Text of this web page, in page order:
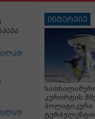
ინტერვიუ
კურორტის
პოლიტიკური